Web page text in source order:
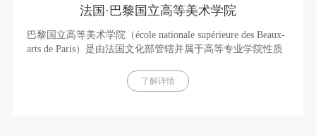
法国·巴黎国立高等美术学院
巴黎国立高等美术学院（école nationale supérieure des Beaux-
arts de Paris）是由法国文化部管辖并属于高等专业学院性质
了解详情